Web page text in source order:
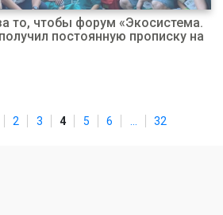
то, чтобы форум «Экосистема.
постоянную прописку на
2 3 4 5 6
32